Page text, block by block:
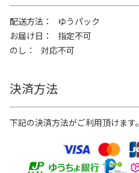
配送方法
ゆうパック
お届け日
指定不可
のし
対応不可
決済方法
下記の決済方法がご利用頂けます。